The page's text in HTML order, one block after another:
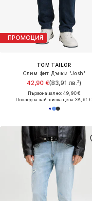
ПРОМОЦИЯ
TOM TAILOR
Слим фит Дънки 'Josh'
42,90 €(83,91 лв.³)
Първоначално: 49,90 €
Последна най-ниска цена:38,61 €